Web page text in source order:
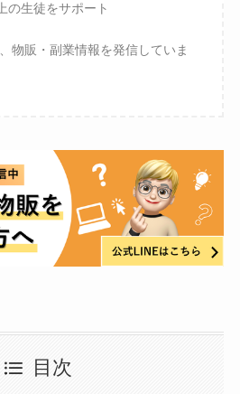
の生徒をサポート
物販・副業情報を発信していま
目次